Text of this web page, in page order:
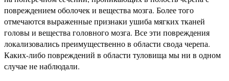
повреждением оболочек и вещества мозга. Более того
отмечаются выраженные признаки ушиба мягких тканей
головы и вещества головного мозга. Все эти повреждения
локализовались преимущественно в области свода черепа.
Каких-либо повреждений в области туловища мы ни в одном
случае не наблюдали.